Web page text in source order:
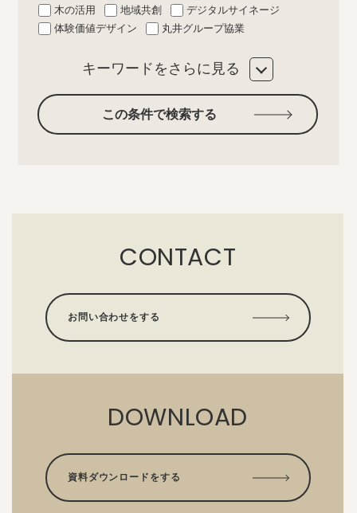
木の活用
地域共創
デジタルサイネージ
体験価値デザイン
丸井グループ協業
キーワードをさらに見る
この条件で検索する
CONTACT
お問い合わせをする
DOWNLOAD
資料ダウンロードをする